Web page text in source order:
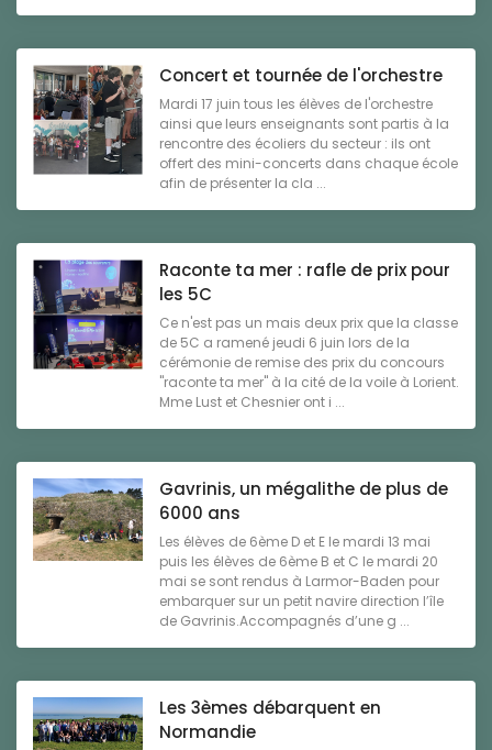
Concert et tournée de l'orchestre
Mardi 17 juin tous les élèves de l'orchestre
ainsi que leurs enseignants sont partis à la
rencontre des écoliers du secteur : ils ont
offert des mini-concerts dans chaque école
afin de présenter la cla ...
Raconte ta mer : rafle de prix pour
les 5C
Ce n'est pas un mais deux prix que la classe
de 5C a ramené jeudi 6 juin lors de la
cérémonie de remise des prix du concours
"raconte ta mer" à la cité de la voile à Lorient.
Mme Lust et Chesnier ont i ...
Gavrinis, un mégalithe de plus de
6000 ans
Les élèves de 6ème D et E le mardi 13 mai
puis les élèves de 6ème B et C le mardi 20
mai se sont rendus à Larmor-Baden pour
embarquer sur un petit navire direction l’île
de Gavrinis.Accompagnés d’une g ...
Les 3èmes débarquent en
Normandie